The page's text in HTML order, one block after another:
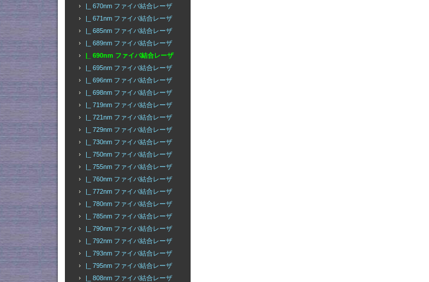
|_ 670nm ファイバ結合レーザ
|_ 671nm ファイバ結合レーザ
|_ 685nm ファイバ結合レーザ
|_ 689nm ファイバ結合レーザ
|_ 690nm ファイバ結合レーザ
|_ 695nm ファイバ結合レーザ
|_ 696nm ファイバ結合レーザ
|_ 698nm ファイバ結合レーザ
|_ 719nm ファイバ結合レーザ
|_ 721nm ファイバ結合レーザ
|_ 729nm ファイバ結合レーザ
|_ 730nm ファイバ結合レーザ
|_ 750nm ファイバ結合レーザ
|_ 755nm ファイバ結合レーザ
|_ 760nm ファイバ結合レーザ
|_ 772nm ファイバ結合レーザ
|_ 780nm ファイバ結合レーザ
|_ 785nm ファイバ結合レーザ
|_ 790nm ファイバ結合レーザ
|_ 792nm ファイバ結合レーザ
|_ 793nm ファイバ結合レーザ
|_ 795nm ファイバ結合レーザ
|_ 808nm ファイバ結合レーザ